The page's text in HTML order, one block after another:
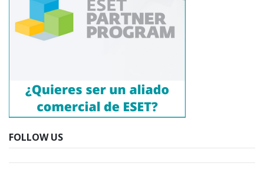
FOLLOW US